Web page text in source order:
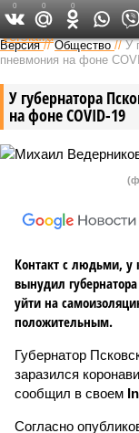
Версия //Общество //У
пневмония на фоне
У губернатора
на фоне COVID-19
Контакт с людьми, у
вынудил
уйти на
положительным.
Губернатор
заразился
сообщил в своем
Согласно
0 0 0